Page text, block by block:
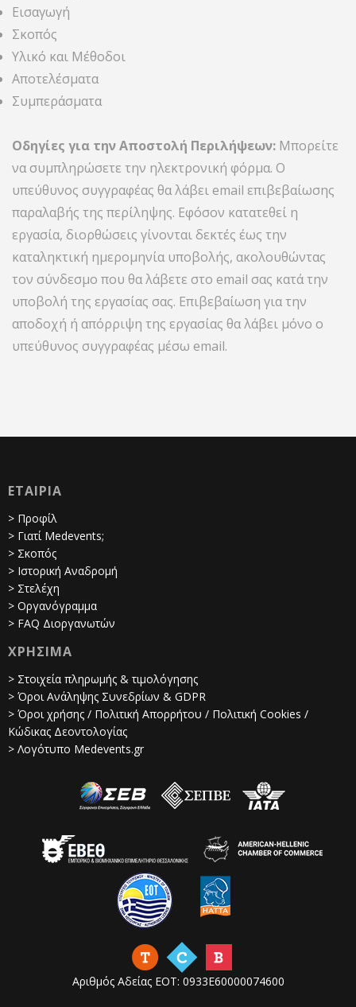
Εισαγωγή
Σκοπός
Υλικό και Μέθοδοι
Αποτελέσματα
Συμπεράσματα
Οδηγίες για την Αποστολή Περιλήψεων: Μπορείτε
να συμπληρώσετε την ηλεκτρονική φόρμα. Ο
υπεύθυνος συγγραφέας θα λάβει email επιβεβαίωσης
παραλαβής της περίληψης. Εφόσον κατατεθεί η
εργασία, διορθώσεις γίνονται δεκτές έως την
καταληκτική ημερομηνία υποβολής, ακολουθώντας
τον σύνδεσμο που θα λάβετε στο email σας κατά την
υποβολή της εργασίας σας. Επιβεβαίωση για την
αποδοχή ή απόρριψη της εργασίας θα λάβει μόνο ο
υπεύθυνος συγγραφέας μέσω email.
ΕΤΑΙΡΙΑ
> Προφίλ
> Γιατί Medevents;
> Σκοπός
> Ιστορική Αναδρομή
> Στελέχη
> Οργανόγραμμα
> FAQ Διοργανωτών
ΧΡΗΣΙΜΑ
> Στοιχεία πληρωμής & τιμολόγησης
> Όροι Ανάληψης Συνεδρίων & GDPR
> Όροι χρήσης / Πολιτική Απορρήτου / Πολιτική Cookies /
Κώδικας Δεοντολογίας
> Λογότυπο Medevents.gr
Αριθμός Αδείας ΕΟΤ: 0933Ε60000074600